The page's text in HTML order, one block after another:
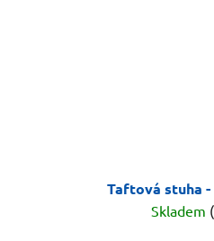
Taftová stuha -
Skladem